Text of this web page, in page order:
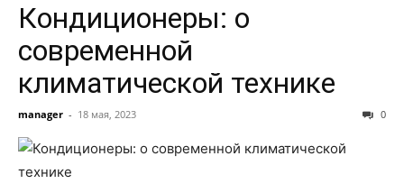
Кондиционеры: о
современной
климатической технике
manager - 18 мая, 2023 0